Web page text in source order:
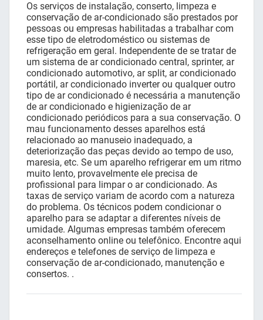
Os serviços de instalação, conserto, limpeza e
conservação de ar-condicionado são prestados por
pessoas ou empresas habilitadas a trabalhar com
esse tipo de eletrodoméstico ou sistemas de
refrigeração em geral. Independente de se tratar de
um sistema de ar condicionado central, sprinter, ar
condicionado automotivo, ar split, ar condicionado
portátil, ar condicionado inverter ou qualquer outro
tipo de ar condicionado é necessária a manutenção
de ar condicionado e higienização de ar
condicionado periódicos para a sua conservação. O
mau funcionamento desses aparelhos está
relacionado ao manuseio inadequado, a
deteriorização das peças devido ao tempo de uso,
maresia, etc. Se um aparelho refrigerar em um ritmo
muito lento, provavelmente ele precisa de
profissional para limpar o ar condicionado. As
taxas de serviço variam de acordo com a natureza
do problema. Os técnicos podem condicionar o
aparelho para se adaptar a diferentes níveis de
umidade. Algumas empresas também oferecem
aconselhamento online ou telefônico. Encontre aqui
endereços e telefones de serviço de limpeza e
conservação de ar-condicionado, manutenção e
consertos. .